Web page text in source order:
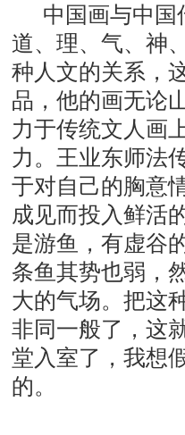
中国画与中国
道、理、气、神
种人文的关系，
品，他的画无论
力于传统文人画
力。王业东师法
于对自己的胸意
成见而投入鲜活
是游鱼，有虚谷
条鱼其势也弱，
大的气场。把这
非同一般了，这
堂入室了，我想
的。